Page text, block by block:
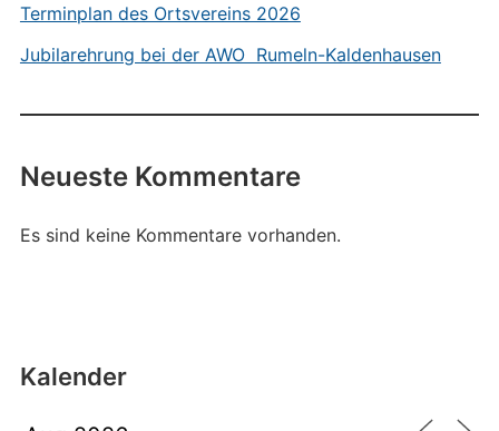
Terminplan des Ortsvereins 2026
Jubilarehrung bei der AWO Rumeln-Kaldenhausen
Neueste Kommentare
Es sind keine Kommentare vorhanden.
Kalender